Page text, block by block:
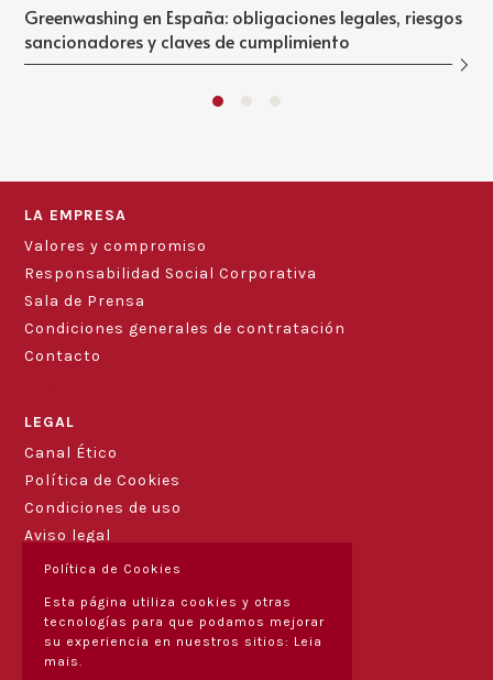
Greenwashing en España: obligaciones legales, riesgos
sancionadores y claves de cumplimiento
LA EMPRESA
Valores y compromiso
Responsabilidad Social Corporativa
Sala de Prensa
Condiciones generales de contratación
Contacto
LEGAL
Canal Ético
Política de Cookies
Condiciones de uso
Aviso legal
Política de Cookies
Esta página utiliza cookies y otras
tecnologías para que podamos mejorar
su experiencia en nuestros sitios: Leia
mais.